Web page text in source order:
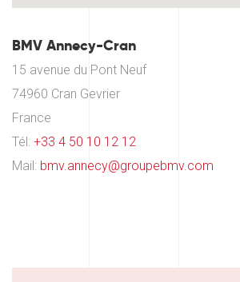
BMV Annecy-Cran
15 avenue du Pont Neuf
74960 Cran Gevrier
France
Tél: +33 4 50 10 12 12
Mail: bmv.annecy@groupebmv.com